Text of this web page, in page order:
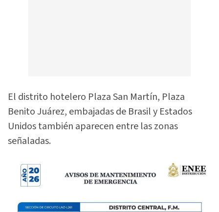
El distrito hotelero Plaza San Martín, Plaza
Benito Juárez, embajadas de Brasil y Estados
Unidos también aparecen entre las zonas
señaladas.